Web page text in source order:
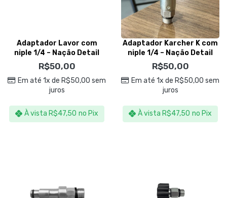
Adaptador Lavor com
niple 1/4 – Nação Detail
R$50,00
Em até 1x de R$50,00 sem
juros
À vista R$47,50 no Pix
Adaptador Karcher K com
niple 1/4 – Nação Detail
R$50,00
Em até 1x de R$50,00 sem
juros
À vista R$47,50 no Pix